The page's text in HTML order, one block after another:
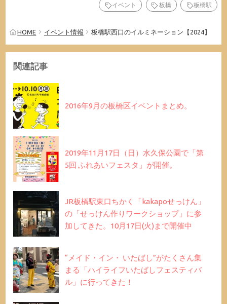
イベント 板橋 板橋駅
HOME イベント情報 板橋駅西口のイルミネーション【2024】
関連記事
2016年9月の板橋区イベントまとめ。
2019年11月17日（日）水久保公園で「第
5回 ふれあいフェスタ」が開催。
JR板橋駅東口ちかく「kakapoせっけん」
の「せっけん作りワークショップ」に参
加してきた。10月17日(火)まで開催中
“メイド・イン・ いたばし”がたくさん集
まる「ハイライフいたばしフェスティバ
ル」に行ってきた！